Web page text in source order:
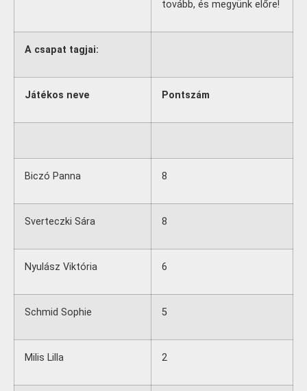
tovább, és megyünk előre!
A csapat tagjai:
Játékos neve Pontszám
Biczó Panna 8
Sverteczki Sára 8
Nyulász Viktória 6
Schmid Sophie 5
Milis Lilla 2